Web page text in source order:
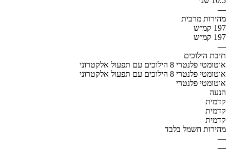
—
מהירות מרבית
197 קמ״ש
197 קמ״ש
—
תיבת הילוכים
אוטומטי פלנטרי 8 הילוכים עם תפעול אלקטרוני
אוטומטי פלנטרי 8 הילוכים עם תפעול אלקטרוני
אוטומטי פלנטרי
הנעה
קדמית
קדמית
קדמית
מהירות חשמל בלבד
—
—